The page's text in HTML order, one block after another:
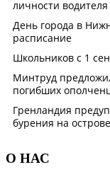
О НАС